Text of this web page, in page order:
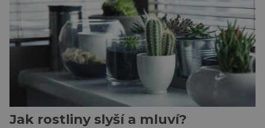
Jak rostliny slyší a mluví?